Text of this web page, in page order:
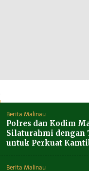
Berita Malinau
Polres dan Kodim
Silaturahmi dengan
untuk Perkuat
Berita Malinau